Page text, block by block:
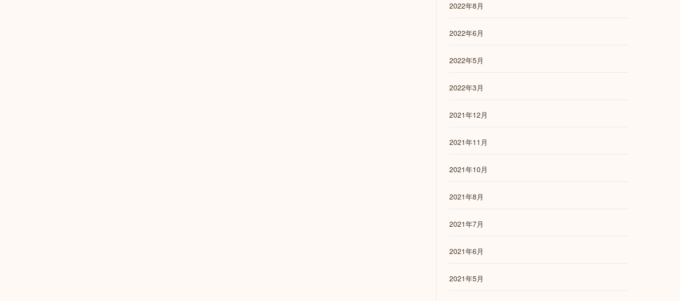
2022年8月
2022年6月
2022年5月
2022年3月
2021年12月
2021年11月
2021年10月
2021年8月
2021年7月
2021年6月
2021年5月